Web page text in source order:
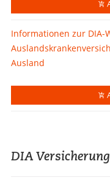
Informationen zur DIA-
Ausland
DIA